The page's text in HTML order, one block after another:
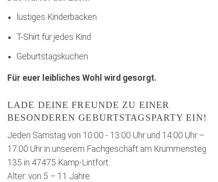
lustiges Kinderbacken
T-Shirt für jedes Kind
Geburtstagskuchen
Für euer leibliches Wohl wird gesorgt.
LADE DEINE FREUNDE ZU EINER
BESONDEREN GEBURTSTAGSPARTY EIN!
Jeden Samstag von 10:00 - 13:00 Uhr und 14:00 Uhr –
17:00 Uhr in unserem Fachgeschäft am Krummensteg
135 in 47475 Kamp-Lintfort.
Alter: von 5 – 11 Jahre